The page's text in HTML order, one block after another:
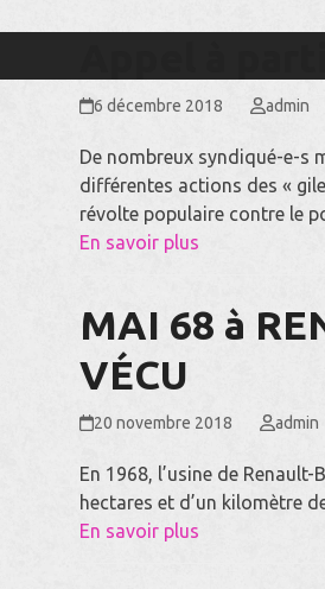
6 décembre 2018 admin
De nombreux syndiqué-e-s
différentes actions des «
révolte populaire contre le
En savoir plus
MAI 68 à
VÉCU
20 novembre 2018 admin
En 1968, l’usine de
hectares et d’un kilomètre
En savoir plus